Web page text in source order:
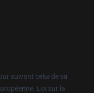
suivant celui de sa
Loi sur la